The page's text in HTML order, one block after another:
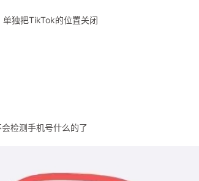
独把TikTok的位置关闭
检测手机号什么的了